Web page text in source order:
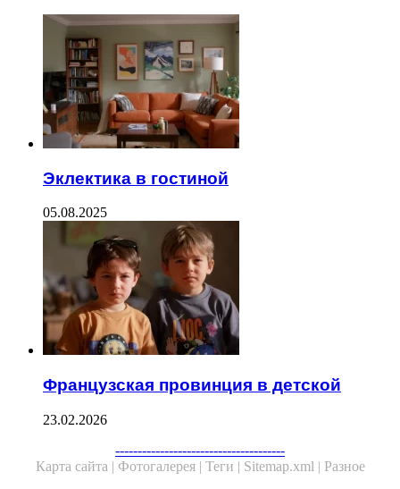
Эклектика в гостиной
05.08.2025
Французская провинция в детской
23.02.2026
--------------------------------------
Карта сайта | Фотогалерея | Теги | Sitemap.xml | Разное